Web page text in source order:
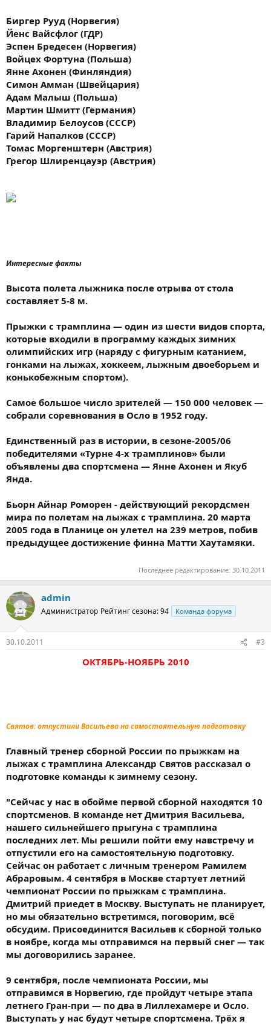
Биргер Рууд (Норвегия)
Йенс Вайсфлог (ГДР)
Эспен Бредесен (Норвегия)
Войцех Фортуна (Польша)
Янне Ахонен (Финляндия)
Симон Амман (Швейцария)
Адам Малыш (Польша)
Мартин Шмитт (Германия)
Владимир Белоусов (СССР)
Гарий Напалков (СССР)
Томас Моргенштерн (Австрия)
Грегор Шлиренцауэр (Австрия)
Интересные факты
Высота полета лыжника после отрыва от стола
составляет 5-8 м.
Прыжки с трамплина — один из шести видов спорта,
которые входили в программу каждых зимних
олимпийских игр (наряду с фигурным катанием,
гонками на лыжах, хоккеем, лыжным двоеборьем и
конькобежным спортом).
Самое большое число зрителей — 150 000 человек —
собрали соревнования в Осло в 1952 году.
Единственный раз в истории, в сезоне-2005/06
победителями «Турне 4-х трамплинов» были
объявлены два спортсмена — Янне Ахонен и Якуб
Янда.
Бьорн Айнар Роморен - действующий рекордсмен
мира по полетам на лыжах с трамплина. 20 марта
2005 года в Планице он улетел на 239 метров, побив
предыдущее достижение финна Матти Хаутамяки.
Последнее редактирование: 30.10.2011
admin
Администратор Рейтинг сезона: 94 Команда форума
30.10.2011 #3
ОКТЯБРЬ-НОЯБРЬ 2010
Святов: отпустили Васильева на самостоятельную подготовку
Главный тренер сборной России по прыжкам на
лыжах с трамплина Александр Святов рассказал о
подготовке команды к зимнему сезону.
"Сейчас у нас в обойме первой сборной находятся 10
спортсменов. В команде нет Дмитрия Васильева,
нашего сильнейшего прыгуна с трамплина
последних лет. Мы решили пойти ему навстречу и
отпустили его на самостоятельную подготовку.
Сейчас он работает с личным тренером Рамилем
Абраровым. 4 сентября в Москве стартует летний
чемпионат России по прыжкам с трамплина.
Дмитрий приедет в Москву. Выступать не планирует,
но мы обязательно встретимся, поговорим, всё
обсудим. Присоединится Васильев к сборной только
в ноябре, когда мы отправимся на первый снег — так
мы договорились заранее.
9 сентября, после чемпионата России, мы
отправимся в Норвегию, где пройдут четыре этапа
летнего Гран-при — по два в Лиллехамере и Осло.
Выступать у нас будут четыре спортсмена. Трёх я